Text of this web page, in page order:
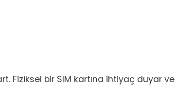
Fiziksel bir SIM kartına ihtiyaç duyar ve